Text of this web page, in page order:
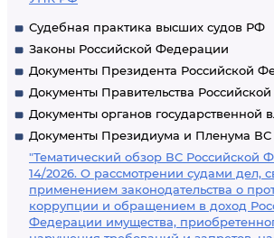
Судебная практика высших судов РФ
Законы Российской Федерации
Документы Президента Российской
Документы Правительства
Документы органов государственной
Документы Президиума и Пленума
"Тематический обзор ВС Российской
14/2026. О рассмотрении судами дел,
применением законодательства о
коррупции и обращением в доход
Федерации имущества,